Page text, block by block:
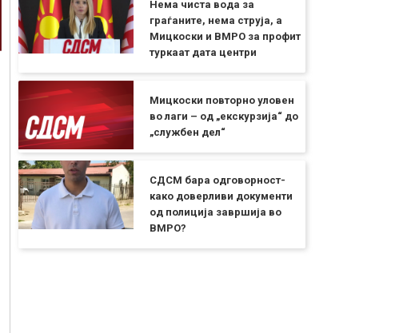
Нема чиста вода за
граѓаните, нема струја, а
Мицкоски и ВМРО за профит
туркаат дата центри
Мицкоски повторно уловен
во лаги – од „екскурзија“ до
„службен дел“
СДСМ бара одговорност-
како доверливи документи
од полиција завршија во
ВМРО?